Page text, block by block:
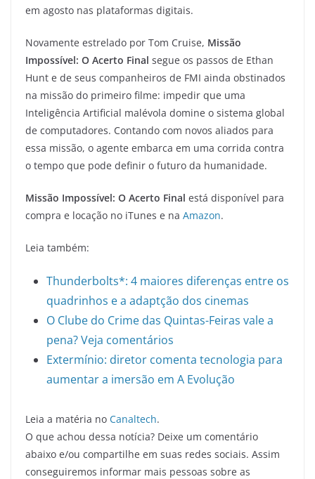
em agosto nas plataformas digitais.
Novamente estrelado por Tom Cruise, Missão
Impossível: O Acerto Final segue os passos de Ethan
Hunt e de seus companheiros de FMI ainda obstinados
na missão do primeiro filme: impedir que uma
Inteligência Artificial malévola domine o sistema global
de computadores. Contando com novos aliados para
essa missão, o agente embarca em uma corrida contra
o tempo que pode definir o futuro da humanidade.
Missão Impossível: O Acerto Final está disponível para
compra e locação no iTunes e na Amazon.
Leia também:
Thunderbolts*: 4 maiores diferenças entre os
quadrinhos e a adaptção dos cinemas
O Clube do Crime das Quintas-Feiras vale a
pena? Veja comentários
Extermínio: diretor comenta tecnologia para
aumentar a imersão em A Evolução
Leia a matéria no Canaltech.
O que achou dessa notícia? Deixe um comentário
abaixo e/ou compartilhe em suas redes sociais. Assim
conseguiremos informar mais pessoas sobre as